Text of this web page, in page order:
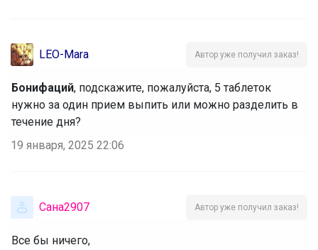
LEO-Mara Автор уже получил заказ!
Бонифаций, подскажите, пожалуйста, 5 таблеток
нужно за один прием выпить или можно разделить в
течение дня?
19 января, 2025 22:06
Сана2907 Автор уже получил заказ!
Все бы ничего,